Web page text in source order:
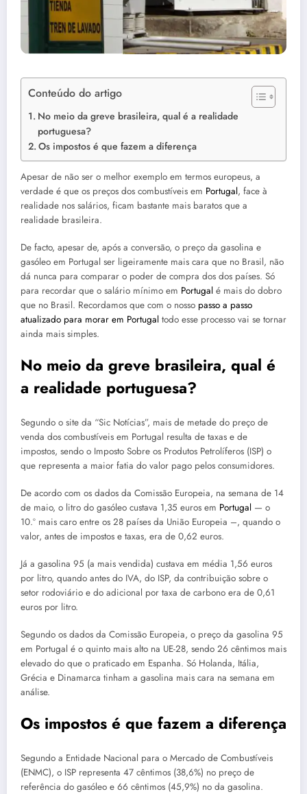
Conteúdo do artigo
No meio da greve brasileira, qual é a realidade
portuguesa?
Os impostos é que fazem a diferença
Apesar de não ser o melhor exemplo em termos europeus, a
verdade é que os preços dos combustíveis em Portugal, face à
realidade nos salários, ficam bastante mais baratos que a
realidade brasileira.
De facto, apesar de, após a conversão, o preço da gasolina e
gasóleo em Portugal ser ligeiramente mais cara que no Brasil, não
dá nunca para comparar o poder de compra dos dos países. Só
para recordar que o salário mínimo em Portugal é mais do dobro
que no Brasil. Recordamos que com o nosso passo a passo
atualizado para morar em Portugal todo esse processo vai se tornar
ainda mais simples.
No meio da greve brasileira, qual é
a realidade portuguesa?
Segundo o site da “Sic Notícias”, mais de metade do preço de
venda dos combustíveis em Portugal resulta de taxas e de
impostos, sendo o Imposto Sobre os Produtos Petrolíferos (ISP) o
que representa a maior fatia do valor pago pelos consumidores.
De acordo com os dados da Comissão Europeia, na semana de 14
de maio, o litro do gasóleo custava 1,35 euros em Portugal — o
10.º mais caro entre os 28 países da União Europeia –, quando o
valor, antes de impostos e taxas, era de 0,62 euros.
Já a gasolina 95 (a mais vendida) custava em média 1,56 euros
por litro, quando antes do IVA, do ISP, da contribuição sobre o
setor rodoviário e do adicional por taxa de carbono era de 0,61
euros por litro.
Segundo os dados da Comissão Europeia, o preço da gasolina 95
em Portugal é o quinto mais alto na UE-28, sendo 26 cêntimos mais
elevado do que o praticado em Espanha. Só Holanda, Itália,
Grécia e Dinamarca tinham a gasolina mais cara na semana em
análise.
Os impostos é que fazem a diferença
Segundo a Entidade Nacional para o Mercado de Combustíveis
(ENMC), o ISP representa 47 cêntimos (38,6%) no preço de
referência do gasóleo e 66 cêntimos (45,9%) no da gasolina.